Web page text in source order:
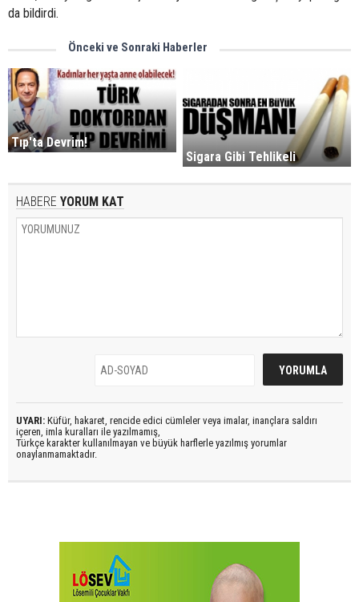
da bildirdi.
Önceki ve Sonraki Haberler
Tıp'ta Devrim!
Sigara Gibi Tehlikeli
HABERE YORUM KAT
UYARI: Küfür, hakaret, rencide edici cümleler veya imalar, inançlara saldırı
içeren, imla kuralları ile yazılmamış,
Türkçe karakter kullanılmayan ve büyük harflerle yazılmış yorumlar
onaylanmamaktadır.